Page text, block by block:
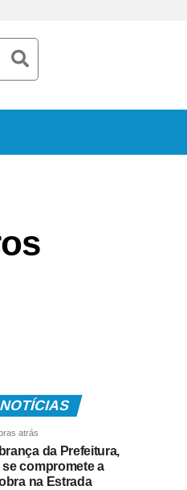
atrás
da Prefeitura,
compromete a
na Estrada